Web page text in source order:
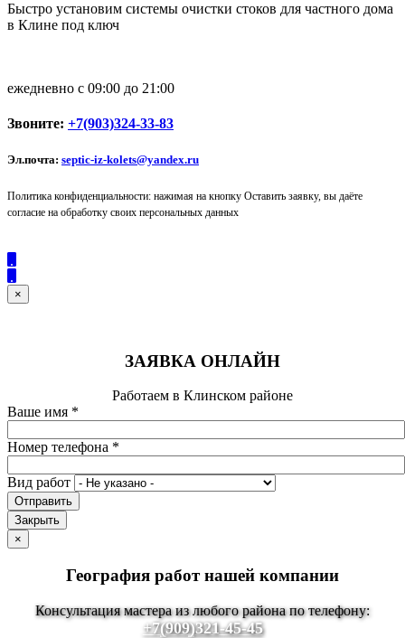
Быстро установим системы очистки стоков для частного дома
в Клине под ключ
ежедневно с 09:00 до 21:00
Звоните: +7(903)324-33-83
Эл.почта: septic-iz-kolets@yandex.ru
Политика конфиденциальности: нажимая на кнопку Оставить заявку, вы даёте
согласие на обработку своих персональных данных
×
ЗАЯВКА ОНЛАЙН
Работаем в Клинском районе
Ваше имя *
Номер телефона *
Вид работ
Отправить
Закрыть
×
География работ нашей компании
Консультация мастера из любого района по телефону:
+7(909)321-45-45